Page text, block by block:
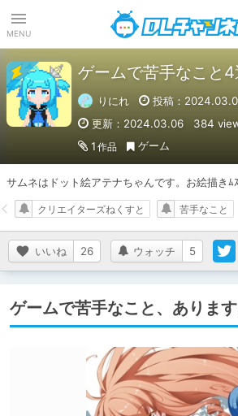
MENU
ゲームで苦手なこと4
りにれ
投稿：
更新：2024.03.06
384
1 作品 ゲーム
サムネはドット絵アテナちゃんです。お絵描きﾑ
いいね 26 ウォッチ 5
クリエイターズねくすと 苦手なこと
ゲームで苦手なこと、ありま